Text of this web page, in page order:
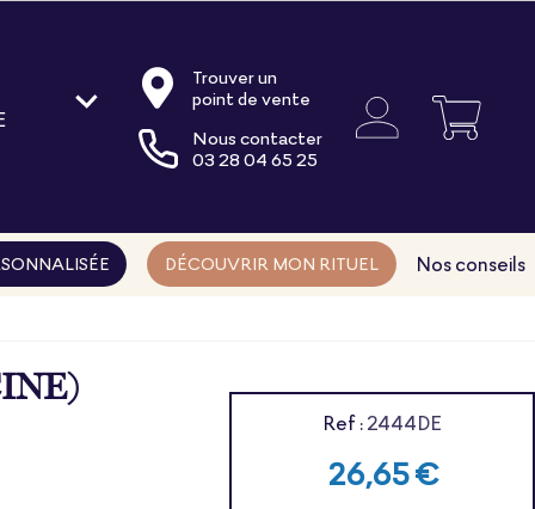
Trouver un
point de vente
Nous contacter
03 28 04 65 25
Nos conseils
DÉCOUVRIR MON RITUEL
Ref :2444DE
26,65 €